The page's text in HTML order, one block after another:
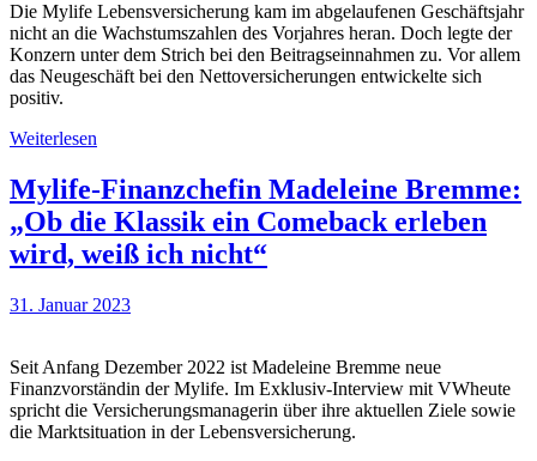
Die Mylife Lebensversicherung kam im abgelaufenen Geschäftsjahr
nicht an die Wachstumszahlen des Vorjahres heran. Doch legte der
Konzern unter dem Strich bei den Beitragseinnahmen zu. Vor allem
das Neugeschäft bei den Nettoversicherungen entwickelte sich
positiv.
Weiterlesen
Mylife-Finanzchefin Madeleine Bremme:
„Ob die Klassik ein Comeback erleben
wird, weiß ich nicht“
31. Januar 2023
Seit Anfang Dezember 2022 ist Madeleine Bremme neue
Finanzvorständin der Mylife. Im Exklusiv-Interview mit VWheute
spricht die Versicherungsmanagerin über ihre aktuellen Ziele sowie
die Marktsituation in der Lebensversicherung.